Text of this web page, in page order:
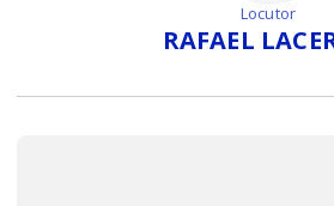
Locutor
RAFAEL